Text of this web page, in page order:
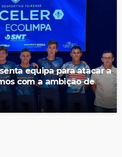
equipa para atacar a
com a ambição de